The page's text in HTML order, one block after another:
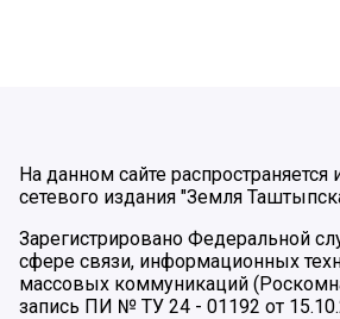
На данном сайте
сетевого издания "Земля
Зарегистрировано Федеральной
сфере связи, информационных
массовых коммуникаций
запись ПИ № ТУ 24 - 01192 от